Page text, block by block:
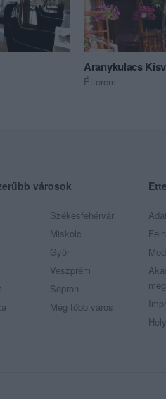
Aranykulacs
Étterem
városok
Székesfehérvár
Miskolc
Győr
Veszprém
Sopron
Még több város